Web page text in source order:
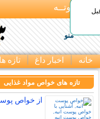
بـیتوتــه
منو
خانه اخبار داغ تازه
تازه های خواص مواد غذایی
از خواص